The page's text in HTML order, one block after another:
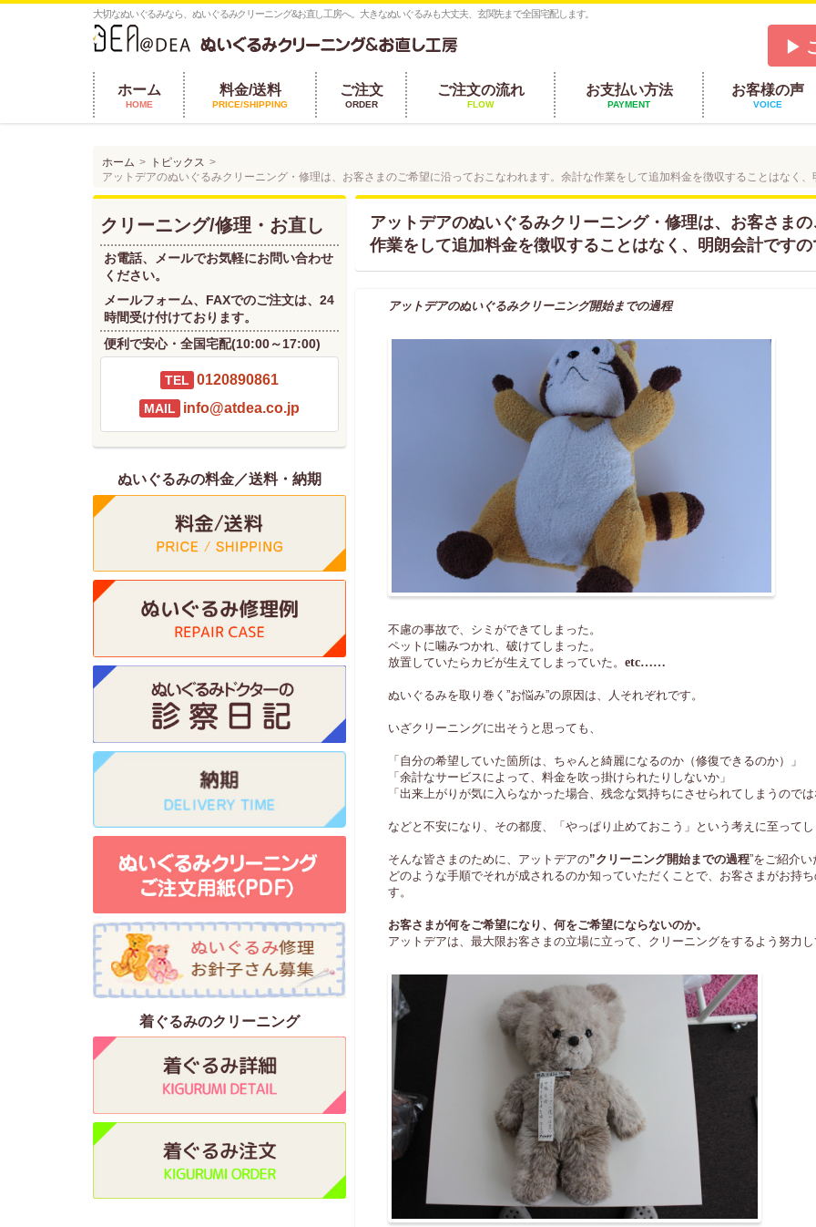
大切なぬいぐるみなら、ぬいぐるみクリーニング&お直し工房へ。大きなぬいぐるみも大丈夫、玄関先まで全国宅配します。
▶
ホーム
HOME
料金/送料
PRICE/SHIPPING
ご注文
ORDER
ご注文の流れ
FLOW
お支払い方法
PAYMENT
お客様の声
VOICE
ホーム
トピックス
アットデアのぬいぐるみクリーニング・修理は、お客さまのご希望に沿っておこなわれます。余計な作業をして追加料金を徴収することはなく
アットデアのぬいぐるみクリーニング・修理は、お客さま
作業をして追加料金を徴収することはなく、明朗会計です
アットデアのぬいぐるみクリーニング開始までの過程
不慮の事故で、シミができてしまった。
ペットに噛みつかれ、破けてしまった。
放置していたらカビが生えてしまっていた。 etc……
ぬいぐるみを取り巻く”お悩み”の原因は、人それぞれです。
いざクリーニングに出そうと思っても、
「自分の希望していた箇所は、ちゃんと綺麗になるのか（修復できるのか）」
「余計なサービスによって、料金を吹っ掛けられたりしないか」
「出来上がりが気に入らなかった場合、残念な気持ちにさせられてしまうので
などと不安になり、その都度、「やっぱり止めておこう」という考えに至って
そんな皆さまのために、アットデアの”クリーニング開始までの過程”をご紹介
どのような手順でそれが成されるのか知っていただくことで、お客さまがお持
す。
お客さまが何をご希望になり、何をご希望にならないのか。
アットデアは、最大限お客さまの立場に立って、クリーニングをするよう努力
クリーニング/修理・お直し
お電話、メールでお気軽にお問い合わせ
ください。
メールフォーム、FAXでのご注文は、24
時間受け付けております。
便利で安心・全国宅配(10:00～17:00)
TEL 0120890861
MAIL info@atdea.co.jp
ぬいぐるみの料金／送料・納期
着ぐるみのクリーニング